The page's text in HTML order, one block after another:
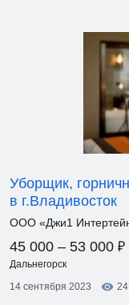
Уборщик,
в г.Владивосток
ООО «Джи1
45 000 – 53 000 ₽
Дальнегорск
14 сентября 2023